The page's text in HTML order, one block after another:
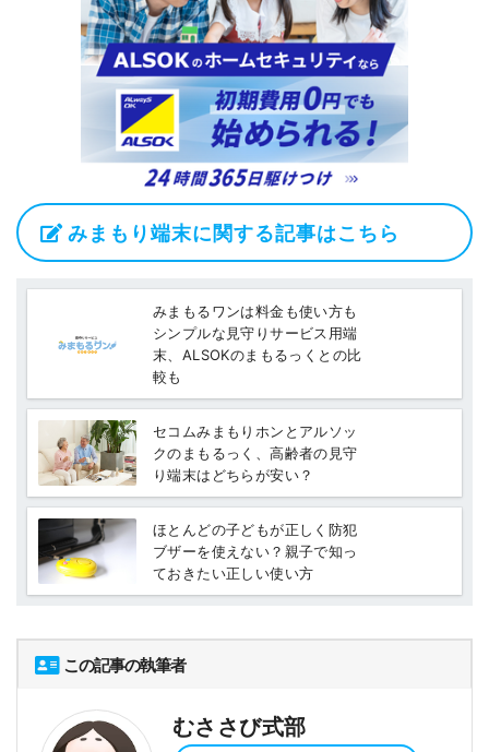
みまもり端末に関する記事はこちら
みまもるワンは料金も使い方も
シンプルな見守りサービス用端
末、ALSOKのまもるっくとの比
較も
セコムみまもりホンとアルソッ
クのまもるっく、高齢者の見守
り端末はどちらが安い？
ほとんどの子どもが正しく防犯
ブザーを使えない？親子で知っ
ておきたい正しい使い方
この記事の執筆者
むささび式部